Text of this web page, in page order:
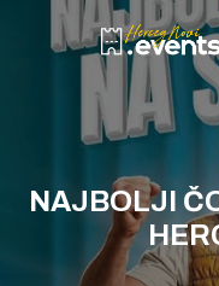
NAJBOLJI
TURIST